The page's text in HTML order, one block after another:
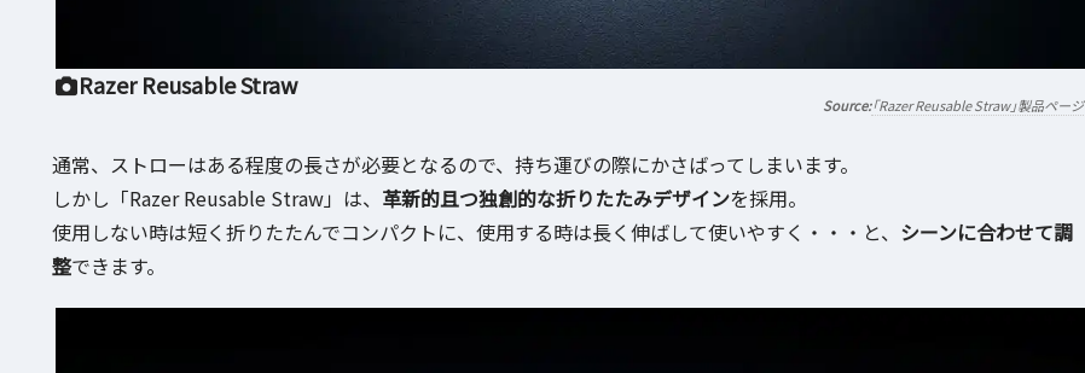
Razer Reusable Straw
「Razer Reusable Straw」製品ページ
通常、ストローはある程度の長さが必要となるので、持ち運びの際にかさばってしまいます。
しかし「Razer Reusable Straw」は、 革新的且つ独創的な折りたたみデザインを採用。
使用しない時は短く折りたたんでコンパクトに、使用する時は長く伸ばして使いやすく・・・と、 シーンに合わせて調
整できます。